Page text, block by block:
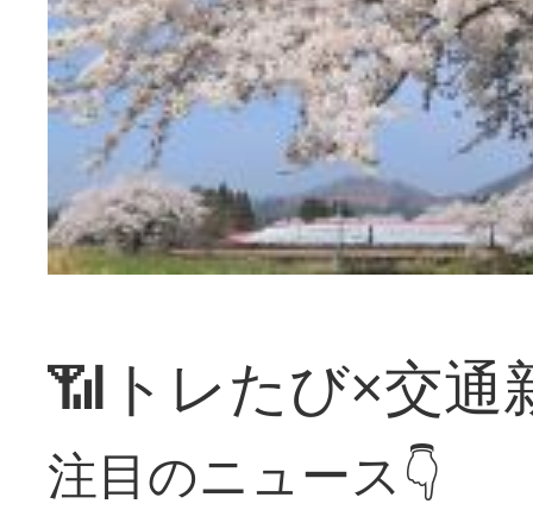
📶トレたび×交通
注目のニュース👇